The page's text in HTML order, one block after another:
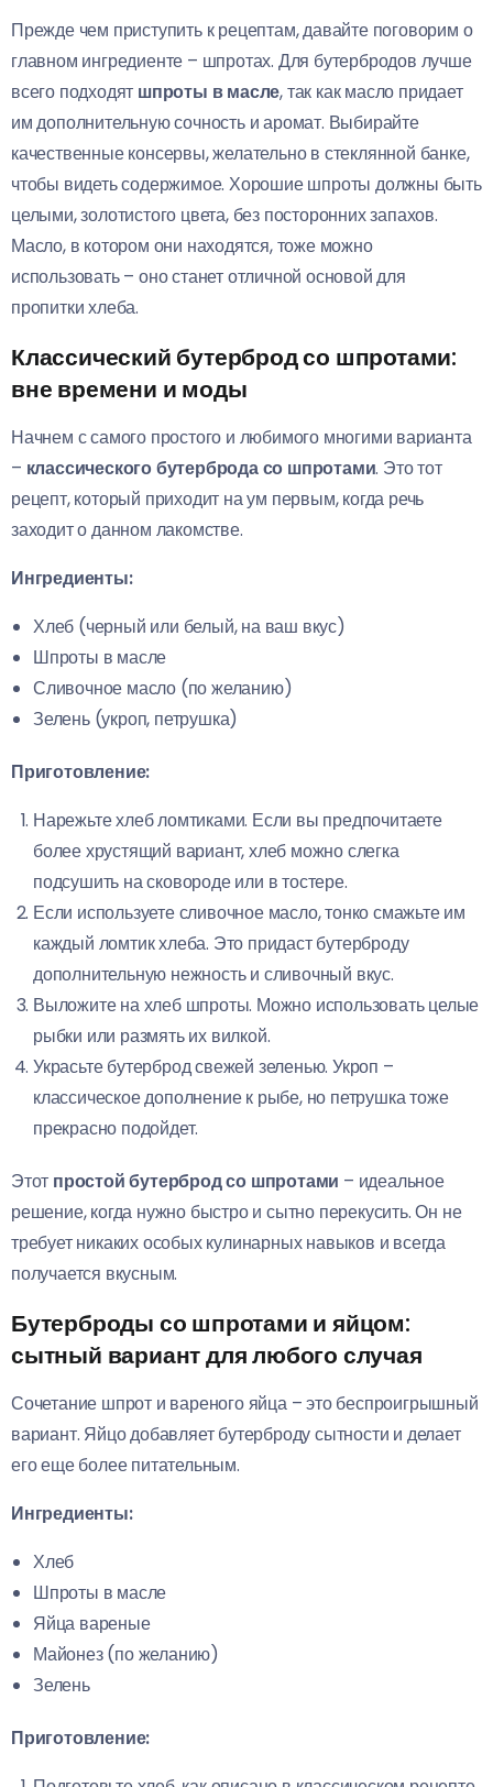
Прежде чем приступить к рецептам, давайте поговорим о
главном ингредиенте – шпротах. Для бутербродов лучше
всего подходят шпроты в масле, так как масло придает
им дополнительную сочность и аромат. Выбирайте
качественные консервы, желательно в стеклянной банке,
чтобы видеть содержимое. Хорошие шпроты должны быть
целыми, золотистого цвета, без посторонних запахов.
Масло, в котором они находятся, тоже можно
использовать – оно станет отличной основой для
пропитки хлеба.
Классический бутерброд со шпротами:
вне времени и моды
Начнем с самого простого и любимого многими варианта
– классического бутерброда со шпротами. Это тот
рецепт, который приходит на ум первым, когда речь
заходит о данном лакомстве.
Ингредиенты:
Хлеб (черный или белый, на ваш вкус)
Шпроты в масле
Сливочное масло (по желанию)
Зелень (укроп, петрушка)
Приготовление:
Нарежьте хлеб ломтиками. Если вы предпочитаете
более хрустящий вариант, хлеб можно слегка
подсушить на сковороде или в тостере.
Если используете сливочное масло, тонко смажьте им
каждый ломтик хлеба. Это придаст бутерброду
дополнительную нежность и сливочный вкус.
Выложите на хлеб шпроты. Можно использовать целые
рыбки или размять их вилкой.
Украсьте бутерброд свежей зеленью. Укроп –
классическое дополнение к рыбе, но петрушка тоже
прекрасно подойдет.
Этот простой бутерброд со шпротами – идеальное
решение, когда нужно быстро и сытно перекусить. Он не
требует никаких особых кулинарных навыков и всегда
получается вкусным.
Бутерброды со шпротами и яйцом:
сытный вариант для любого случая
Сочетание шпрот и вареного яйца – это беспроигрышный
вариант. Яйцо добавляет бутерброду сытности и делает
его еще более питательным.
Ингредиенты:
Хлеб
Шпроты в масле
Яйца вареные
Майонез (по желанию)
Зелень
Приготовление: